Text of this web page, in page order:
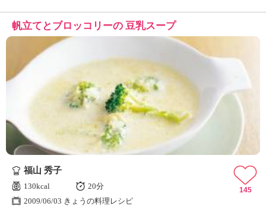
帆立てとブロッコリーの 豆乳スープ
福山 秀子
130kcal
20分
2009/06/03 きょうの料理レシピ
145